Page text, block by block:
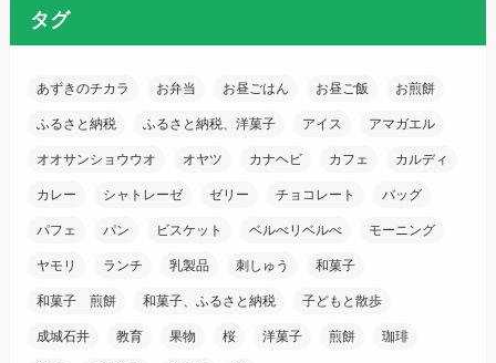
タグ
あずきのチカラ お弁当 お昼ごはん お昼ご飯 お煎餅
ふるさと納税 ふるさと納税、洋菓子 アイス アマガエル
オオサンショウウオ オヤツ カナヘビ カフェ カルディ
カレー シャトレーゼ ゼリー チョコレート バッグ
パフェ パン ビスケット ベルべリベルべ モーニング
ヤモリ ランチ 乳製品 刺しゅう 和菓子
和菓子 煎餅 和菓子、ふるさと納税 子どもと散歩
成城石井 教育 果物 桜 洋菓子 煎餅 珈琲